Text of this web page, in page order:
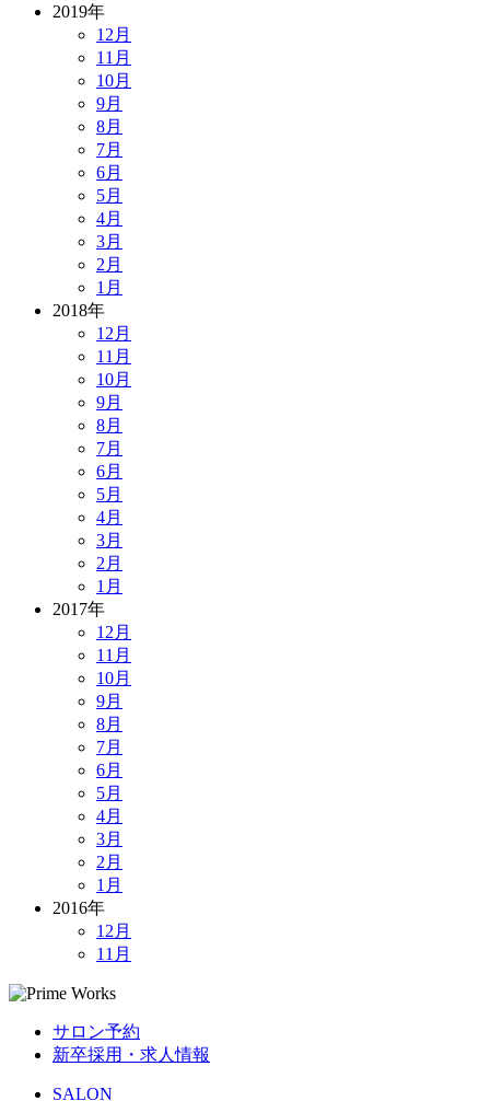
2019年
12月
11月
10月
9月
8月
7月
6月
5月
4月
3月
2月
1月
2018年
12月
11月
10月
9月
8月
7月
6月
5月
4月
3月
2月
1月
2017年
12月
11月
10月
9月
8月
7月
6月
5月
4月
3月
2月
1月
2016年
12月
11月
サロン予約
新卒採用・求人情報
SALON